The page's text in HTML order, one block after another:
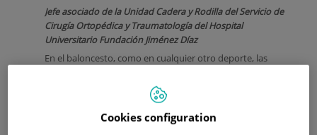
Jefe asociado de la Unidad Cadera y Rodilla del Servicio de
Cirugía Ortopédica y Traumatología del Hospital
Universitario Fundación Jiménez Díaz
En el baloncesto, como en cualquier otro deporte, las
cuáles son las más frecuentes y algunas pautas para
Cookies configuration